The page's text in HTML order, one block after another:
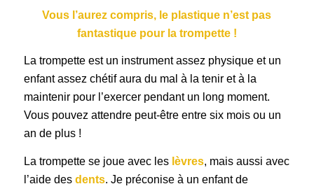
Vous l’aurez compris, le plastique n’est pas
fantastique pour la trompette !
La trompette est un instrument assez physique et un
enfant assez chétif aura du mal à la tenir et à la
maintenir pour l’exercer pendant un long moment.
Vous pouvez attendre peut-être entre six mois ou un
an de plus !
La trompette se joue avec les lèvres, mais aussi avec
l’aide des dents. Je préconise à un enfant de